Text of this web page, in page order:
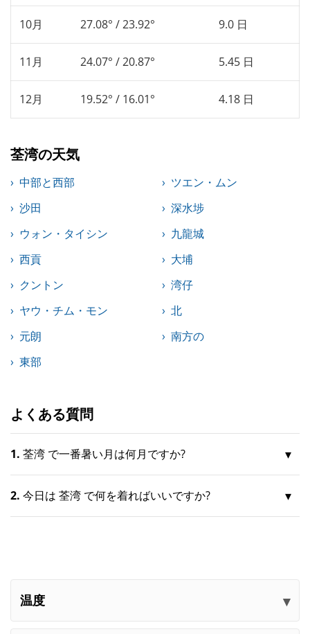
10月 27.08° / 23.92° 9.0 日
11月 24.07° / 20.87° 5.45 日
12月 19.52° / 16.01° 4.18 日
荃湾の天気
中部と西部
ツエン・ムン
沙田
深水埗
ウォン・タイシン
九龍城
西貢
大埔
クントン
湾仔
ヤウ・チム・モン
北
元朗
南方の
東部
よくある質問
1. 荃湾 で一番暑い月は何月ですか?
2. 今日は 荃湾 で何を着ればいいですか?
温度